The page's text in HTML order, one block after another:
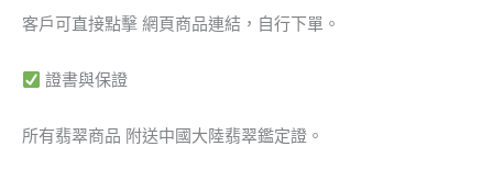
客戶可直接點擊 網頁商品連結，自行下單。
證書與保證
所有翡翠商品 附送中國大陸翡翠鑑定證。